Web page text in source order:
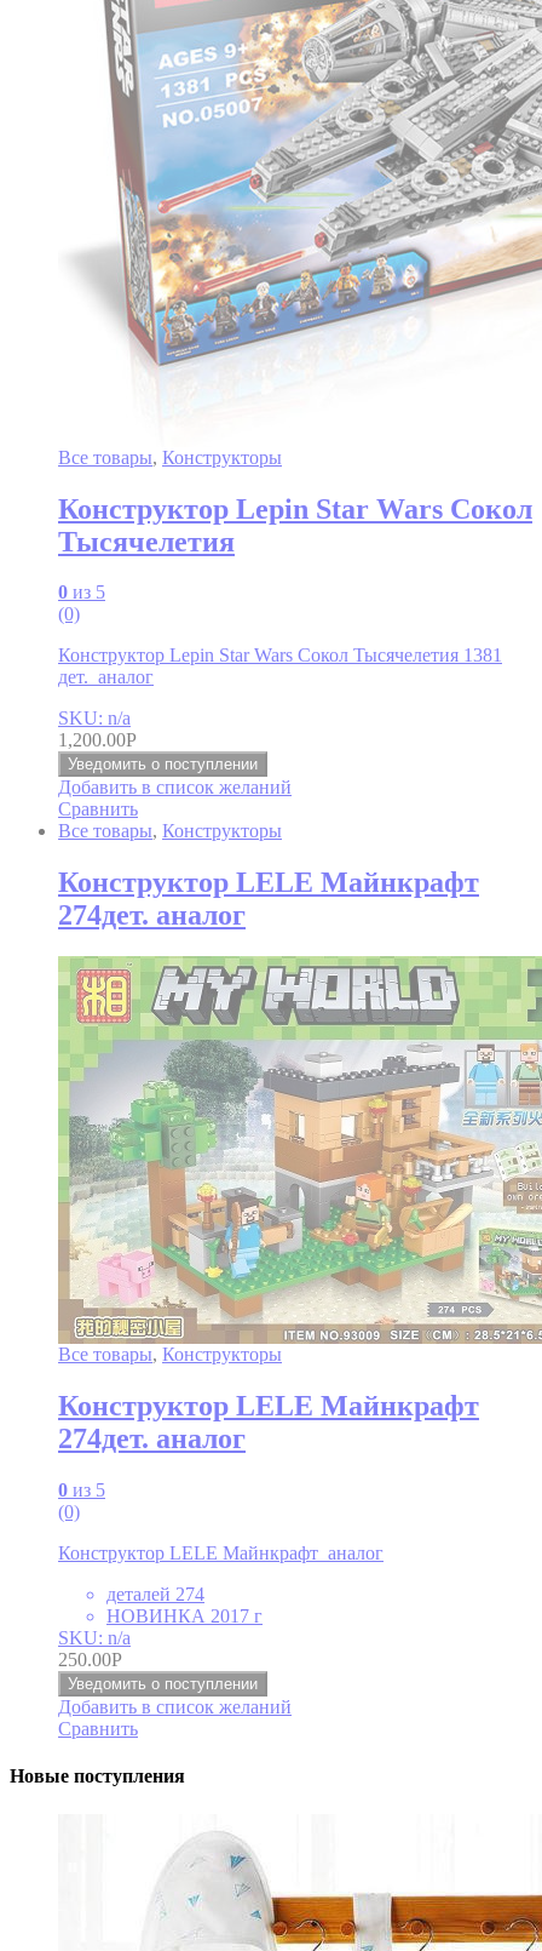
Все товары, Конструкторы
Конструктор Lepin Star Wars Сокол
Тысячелетия
0 из 5
(0)
Конструктор Lepin Star Wars Сокол Тысячелетия 1381
дет. аналог
SKU: n/a
1,200.00Р
Уведомить о поступлении
Добавить в список желаний
Сравнить
Все товары, Конструкторы
Конструктор LELE Майнкрафт
274дет. аналог
Все товары, Конструкторы
Конструктор LELE Майнкрафт
274дет. аналог
0 из 5
(0)
Конструктор LELE Майнкрафт аналог
деталей 274
НОВИНКА 2017 г
SKU: n/a
250.00Р
Уведомить о поступлении
Добавить в список желаний
Сравнить
Новые поступления